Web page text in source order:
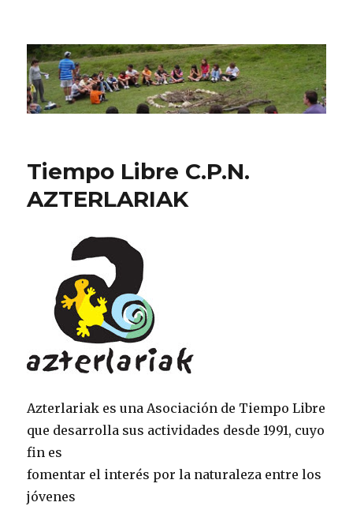
CPN Azterlariak
Tiempo Libre C.P.N.
AZTERLARIAK
Azterlariak es una Asociación de Tiempo Libre
que desarrolla sus actividades desde 1991, cuyo
fin es
fomentar el interés por la naturaleza entre los
jóvenes